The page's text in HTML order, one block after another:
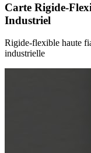
Carte Rigide-
Industriel
Rigide-flexible haute
industrielle